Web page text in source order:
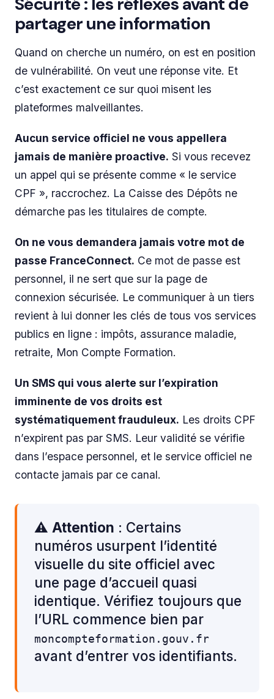
partager une information
Quand on cherche un numéro, on est en position
de vulnérabilité. On veut une réponse vite. Et
c’est exactement ce sur quoi misent les
plateformes malveillantes.
Aucun service officiel ne vous appellera
jamais de manière proactive. Si vous recevez
un appel qui se présente comme « le service
CPF », raccrochez. La Caisse des Dépôts ne
démarche pas les titulaires de compte.
On ne vous demandera jamais votre mot de
passe FranceConnect. Ce mot de passe est
personnel, il ne sert que sur la page de
connexion sécurisée. Le communiquer à un tiers
revient à lui donner les clés de tous vos services
publics en ligne : impôts, assurance maladie,
retraite, Mon Compte Formation.
Un SMS qui vous alerte sur l’expiration
imminente de vos droits est
systématiquement frauduleux. Les droits CPF
n’expirent pas par SMS. Leur validité se vérifie
dans l’espace personnel, et le service officiel ne
contacte jamais par ce canal.
⚠️ Attention : Certains
numéros usurpent l’identité
visuelle du site officiel avec
une page d’accueil quasi
identique. Vérifiez toujours que
l’URL commence bien par
moncompteformation.gouv.fr
avant d’entrer vos identifiants.